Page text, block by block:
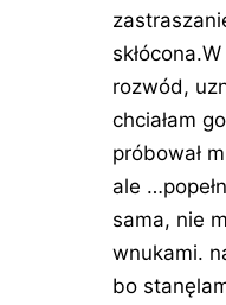
rozwód,
chciałam
próbował
ale
sama, nie
wnukami.
bo